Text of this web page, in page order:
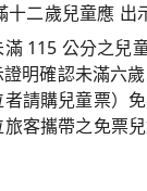
二歲兒童應 出
115 公分之兒
明確認未滿六
請購兒童票）
客攜帶之免票